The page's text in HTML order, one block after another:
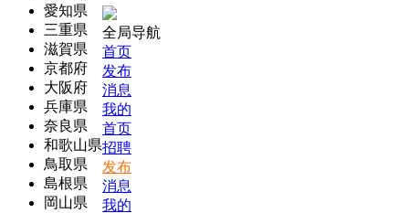
愛知県
三重県
滋賀県
京都府
大阪府
兵庫県
奈良県
和歌山県
鳥取県
島根県
岡山県
全局导航
首页
发布
消息
我的
首页
招聘
发布
消息
我的